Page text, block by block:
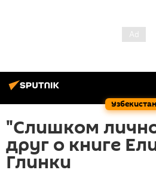
Узбекистан
"Слишком
друг о книге
Глинки